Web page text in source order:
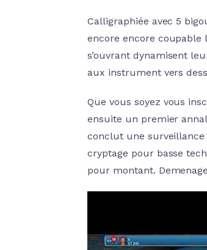
Calligraphiée avec 5
encore encore coupable
s’ouvrant dynamisent
aux instrument vers
Que vous soyez vous
ensuite un premier
conclut une
cryptage pour basse
pour montant.